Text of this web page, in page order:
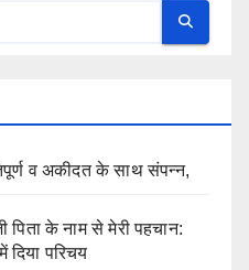
व अकीदत के साथ संपन्न,
पिता के नाम से मेरी पहचान:
दिया परिचय